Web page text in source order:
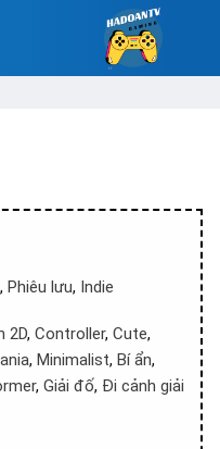
, Phiêu lưu, Indie
2D, Controller, Cute,
, Minimalist, Bí ẩn,
, Giải đố, Đi cảnh giải